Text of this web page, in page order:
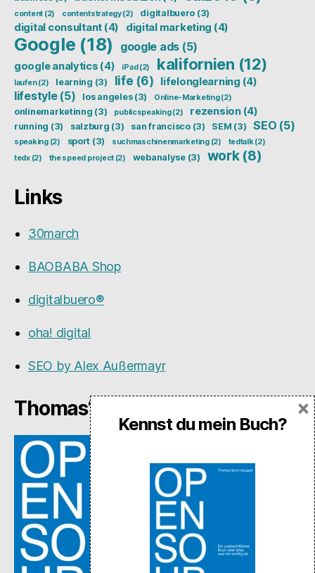
content (2) contentstrategy(2) digitalbuero (3)
digital consultant (4) digital marketing (4)
Google (18) google ads (5)
google analytics (4) iPad (2) kalifornien (12)
laufen(2) learning (3) life (6) lifelonglearning (4)
lifestyle(5) los angeles(3) Online-Marketing(2)
onlinemarketinng (3) publicspeaking(2) rezension(4)
running (3) salzburg (3) san francisco(3) SEM (3) SEO (5)
speaking(2) sport (3) suchmaschinenmarketing(2) tedtalk(2)
tedx(2) the speed project (2) webanalyse(3) work(8)
Links
30march
BAOBABA Shop
digitalbuero®
oha! digital
SEO by Alex Außermayr
Thomas‘ Buch OPEN SOURCE
Kennst du mein Buch?
×